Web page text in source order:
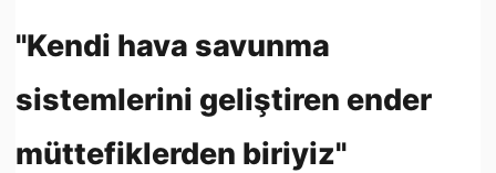
"Kendi hava savunma
sistemlerini geliştiren ender
müttefiklerden biriyiz"